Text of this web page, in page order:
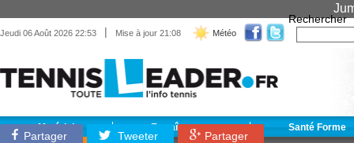
Jeudi 06 Août 2026 22:53 | Mise à jour 21:08 Météo
Rechercher
Matériel Entraînement Santé Forme
Partager Tweeter Partager